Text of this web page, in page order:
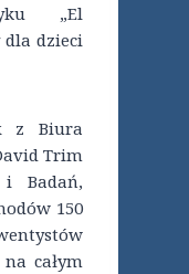
„El
dzieci
z Biura
Trim
Badań,
150
całym